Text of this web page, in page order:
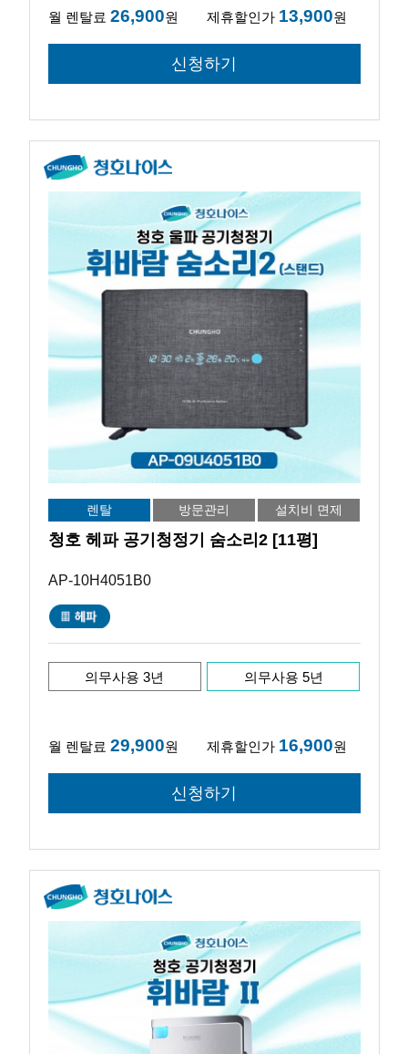
월 렌탈료 26,900원 제휴할인가 13,900원
렌탈 방문관리 설치비 면제
청호 헤파 공기청정기 숨소리2 [11평]
AP-10H4051B0
의무사용 3년 의무사용 5년
월 렌탈료 29,900원 제휴할인가 16,900원